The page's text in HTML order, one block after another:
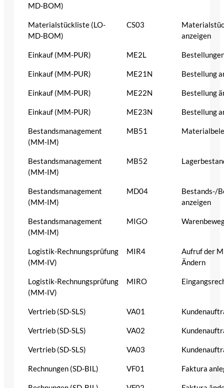
MD-BOM)
Materialstückliste (LO-
MD-BOM)
CS03
anzeigen
Einkauf (MM-PUR) ME2L
Einkauf (MM-PUR) ME21N Bestellung
Einkauf (MM-PUR) ME22N Bestellung
Einkauf (MM-PUR) ME23N Bestellung
Bestandsmanagement
(MM-IM)
MB51
Bestandsmanagement
(MM-IM)
MB52
Bestandsmanagement
(MM-IM)
MD04
Bestands-/
anzeigen
Bestandsmanagement
(MM-IM)
MIGO
Logistik-Rechnungsprüfung
(MM-IV)
MIR4
Aufruf der
Ändern
Logistik-Rechnungsprüfung
(MM-IV)
MIRO
Vertrieb (SD-SLS) VA01
Vertrieb (SD-SLS) VA02
Vertrieb (SD-SLS) VA03
Rechnungen (SD-BIL) VF01 Faktura